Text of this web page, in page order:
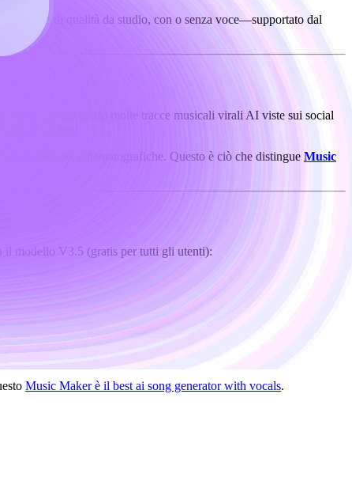
lunghe, di qualità da studio, con o senza voce—supportato dal
tecnologia dietro molte tracce musicali virali AI viste sui social
di genere.
sonore cinematografiche. Questo è ciò che distingue Music
il modello V3.5 (gratis per tutti gli utenti):
Music Maker è il best ai song generator with vocals.